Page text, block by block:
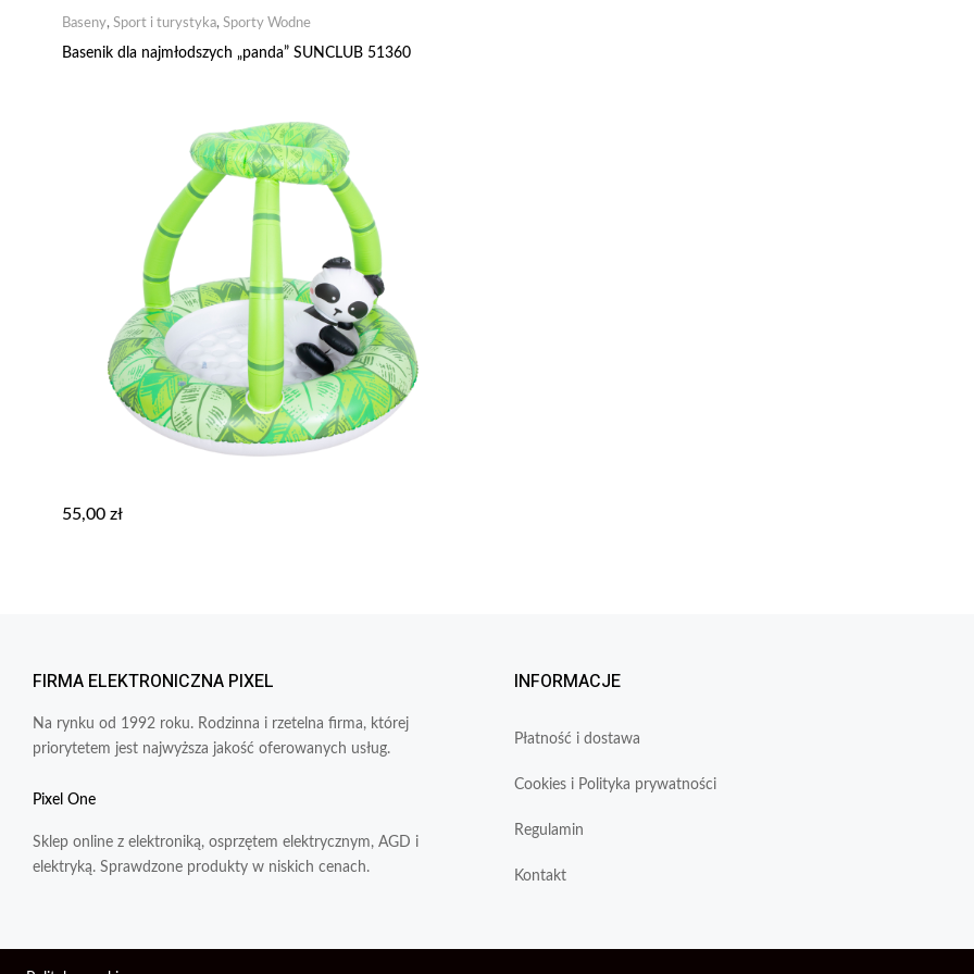
Baseny, Sport i turystyka, Sporty Wodne
Basenik dla najmłodszych „panda” SUNCLUB 51360
55,00 zł
FIRMA ELEKTRONICZNA PIXEL
Na rynku od 1992 roku. Rodzinna i rzetelna firma, której
priorytetem jest najwyższa jakość oferowanych usług.
Pixel One
Sklep online z elektroniką, osprzętem elektrycznym, AGD i
elektryką. Sprawdzone produkty w niskich cenach.
INFORMACJE
Płatność i dostawa
Cookies i Polityka prywatności
Regulamin
Kontakt